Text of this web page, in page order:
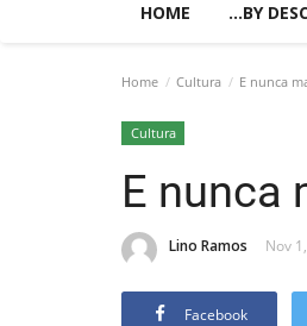
HOME ...BY
Home Cultura E nunca
Cultura
E nunca
Lino Ramos Nov
Facebook